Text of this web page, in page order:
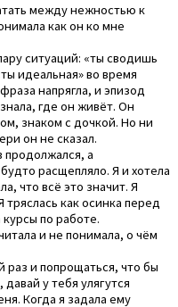
между нежностью к
как он ко мне
ситуаций: «ты сводишь
идеальная» во время
напрягла, и эпизод
где он живёт. Он
знаком с дочкой. Но ни
он не сказал.
продолжался, а
расщепляло. Я и хотела
что всё это значит. Я
как осинка перед
по работе.
и не понимала, о чём
раз и попрощаться, что бы
у тебя улягутся
Когда я задала ему